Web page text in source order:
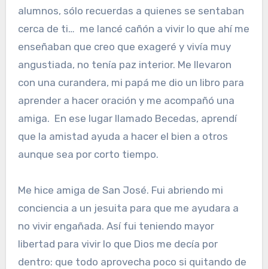
alumnos, sólo recuerdas a quienes se sentaban
cerca de ti… me lancé cañón a vivir lo que ahí me
enseñaban que creo que exageré y vivía muy
angustiada, no tenía paz interior. Me llevaron
con una curandera, mi papá me dio un libro para
aprender a hacer oración y me acompañó una
amiga. En ese lugar llamado Becedas, aprendí
que la amistad ayuda a hacer el bien a otros
aunque sea por corto tiempo.
Me hice amiga de San José. Fui abriendo mi
conciencia a un jesuita para que me ayudara a
no vivir engañada. Así fui teniendo mayor
libertad para vivir lo que Dios me decía por
dentro: que todo aprovecha poco si quitando de